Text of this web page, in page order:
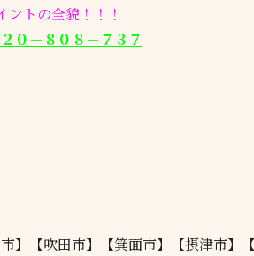
トの全貌！！！
０－８０８－７３７
】【吹田市】【箕面市】【摂津市】